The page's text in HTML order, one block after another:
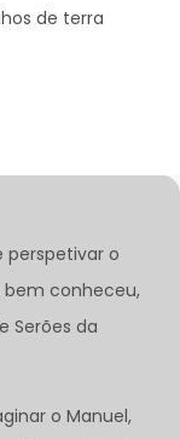
de terra
perspetivar o
bem conheceu,
Serões da
o Manuel,